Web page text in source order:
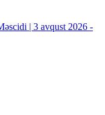
| 3 avqust 2026 -